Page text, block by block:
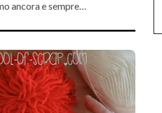
ancora e sempre…